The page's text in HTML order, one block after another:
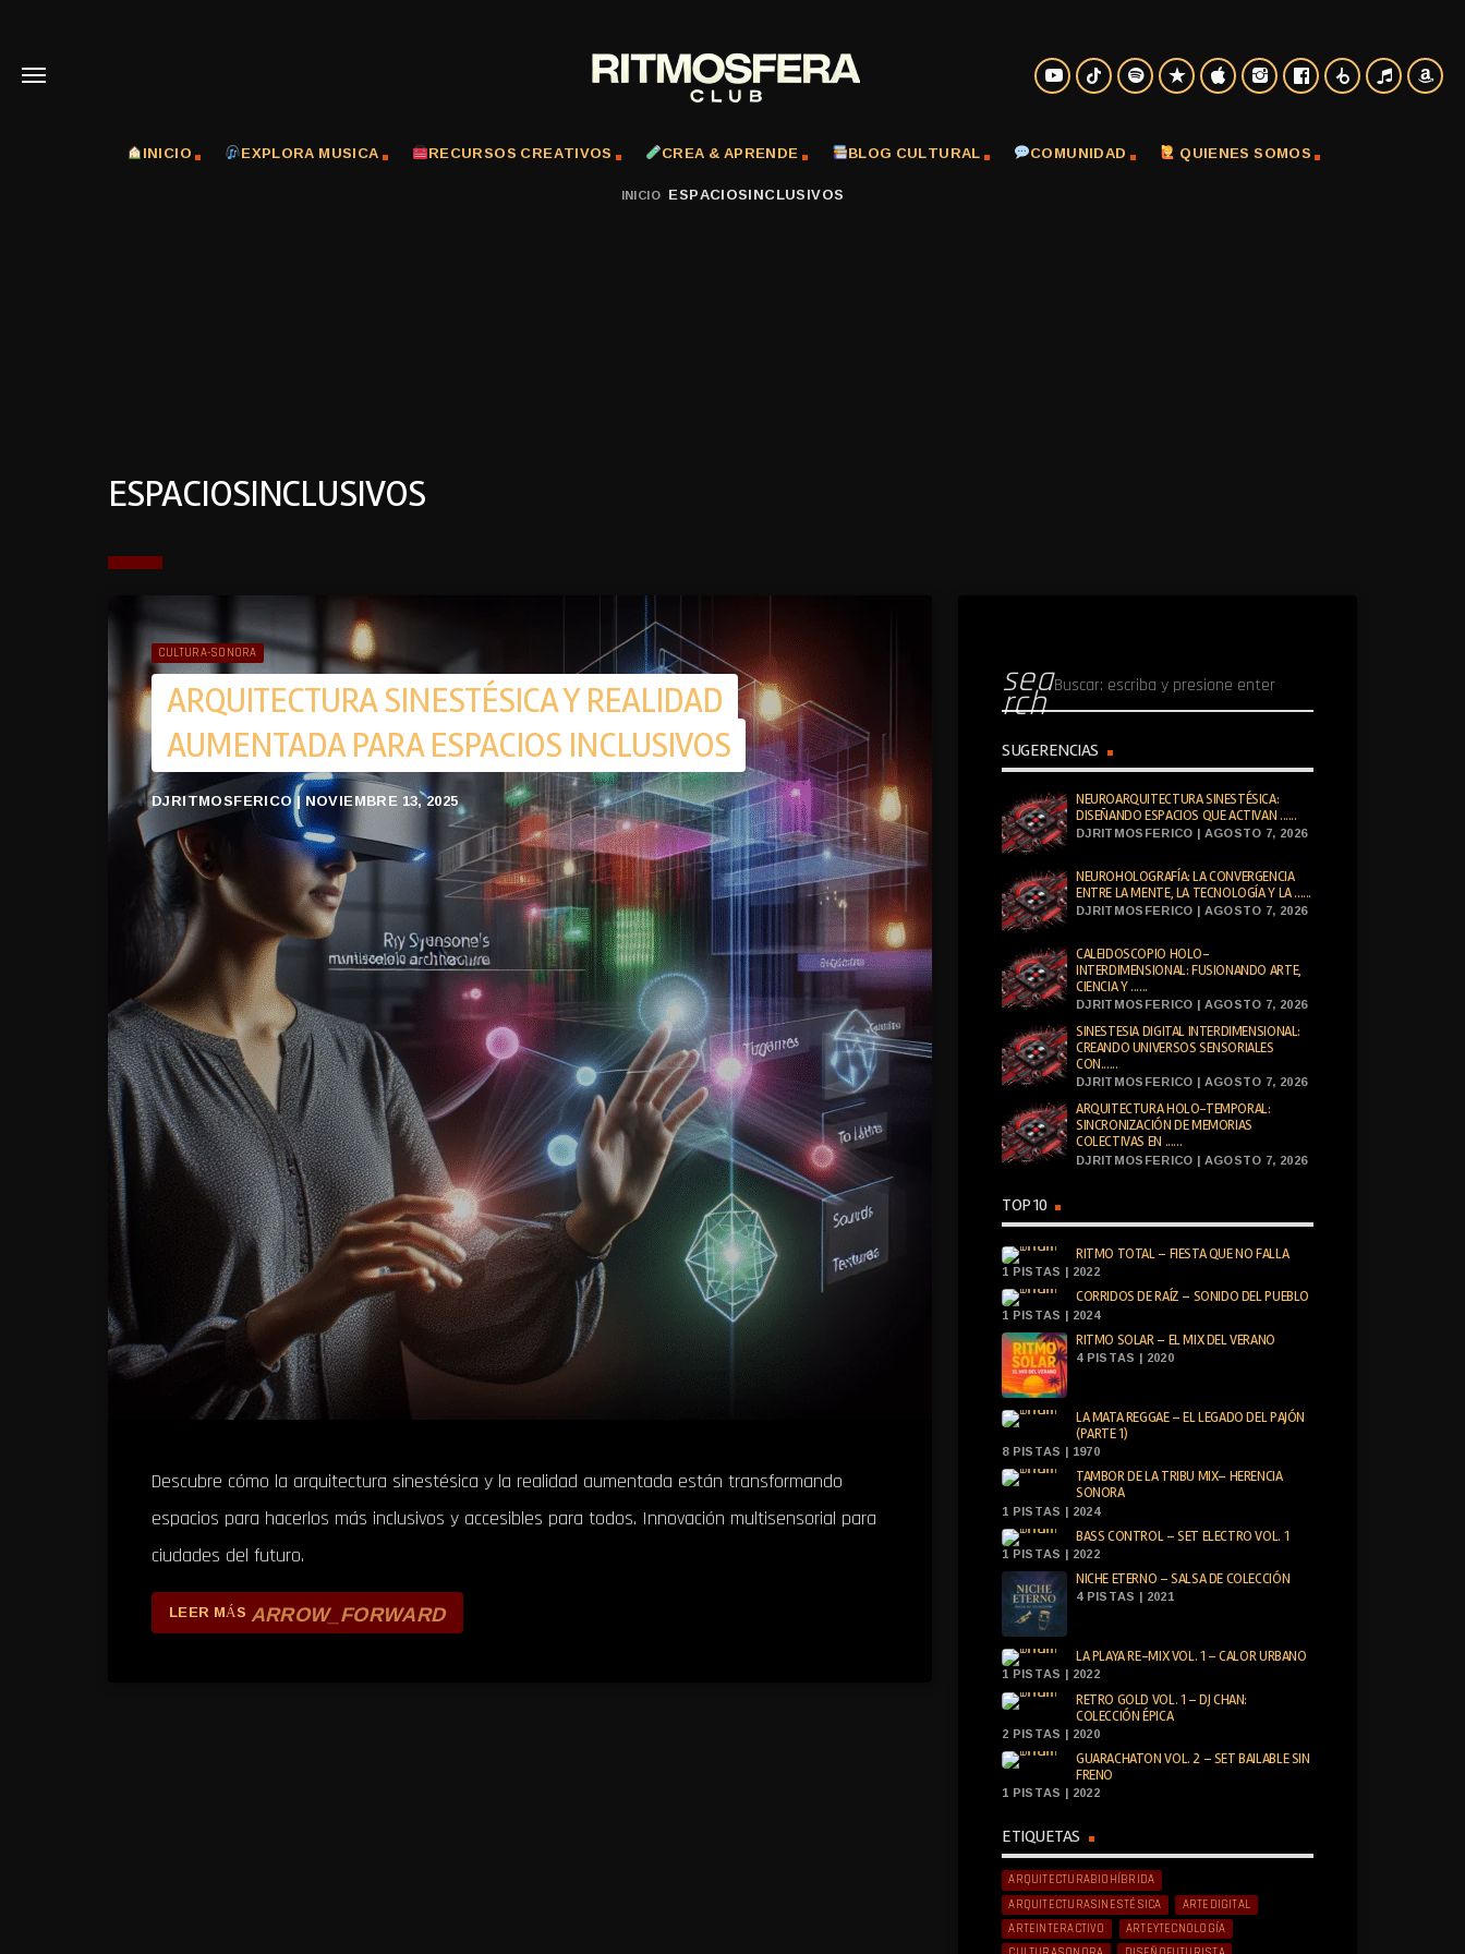
INICIO EXPLORA MUSICA RECURSOS CREATIVOS CREA & APRENDE BLOG CULTURAL COMUNIDAD QUIENES SOMOS
INICIO ESPACIOSINCLUSIVOS
ESPACIOSINCLUSIVOS
CULTURA-SONORA
ARQUITECTURA SINESTÉSICA Y REALIDAD
AUMENTADA PARA ESPACIOS INCLUSIVOS
DJRITMOSFERICO | NOVIEMBRE 13, 2025
Descubre cómo la arquitectura sinestésica y la realidad aumentada están transformando
espacios para hacerlos más inclusivos y accesibles para todos. Innovación multisensorial para
ciudades del futuro.
LEER MÁS ARROW_FORWARD
sea
rch
SUGERENCIAS
NEUROARQUITECTURA SINESTÉSICA:
DISEÑANDO ESPACIOS QUE ACTIVAN ......
DJRITMOSFERICO | AGOSTO 7, 2026
NEUROHOLOGRAFÍA: LA CONVERGENCIA
ENTRE LA MENTE, LA TECNOLOGÍA Y LA ......
DJRITMOSFERICO | AGOSTO 7, 2026
CALEIDOSCOPIO HOLO-
INTERDIMENSIONAL: FUSIONANDO ARTE,
CIENCIA Y ......
DJRITMOSFERICO | AGOSTO 7, 2026
SINESTESIA DIGITAL INTERDIMENSIONAL:
CREANDO UNIVERSOS SENSORIALES
CON......
DJRITMOSFERICO | AGOSTO 7, 2026
ARQUITECTURA HOLO-TEMPORAL:
SINCRONIZACIÓN DE MEMORIAS
COLECTIVAS EN ......
DJRITMOSFERICO | AGOSTO 7, 2026
TOP 10
RITMO TOTAL – FIESTA QUE NO FALLA
1 PISTAS | 2022
CORRIDOS DE RAÍZ – SONIDO DEL PUEBLO
1 PISTAS | 2024
RITMO SOLAR – EL MIX DEL VERANO
4 PISTAS | 2020
LA MATA REGGAE – EL LEGADO DEL PAJÓN
(PARTE 1)
8 PISTAS | 1970
TAMBOR DE LA TRIBU MIX– HERENCIA
SONORA
1 PISTAS | 2024
BASS CONTROL – SET ELECTRO VOL. 1
1 PISTAS | 2022
NICHE ETERNO – SALSA DE COLECCIÓN
4 PISTAS | 2021
LA PLAYA RE-MIX VOL. 1 – CALOR URBANO
1 PISTAS | 2022
RETRO GOLD VOL. 1 – DJ CHAN:
COLECCIÓN ÉPICA
2 PISTAS | 2020
GUARACHATON VOL. 2 – SET BAILABLE SIN
FRENO
1 PISTAS | 2022
ETIQUETAS
ARQUITECTURABIOHÍBRIDA
ARQUITECTURASINESTÉSICA
ARTEDIGITAL
ARTEINTERACTIVO
ARTEYTECNOLOGÍA